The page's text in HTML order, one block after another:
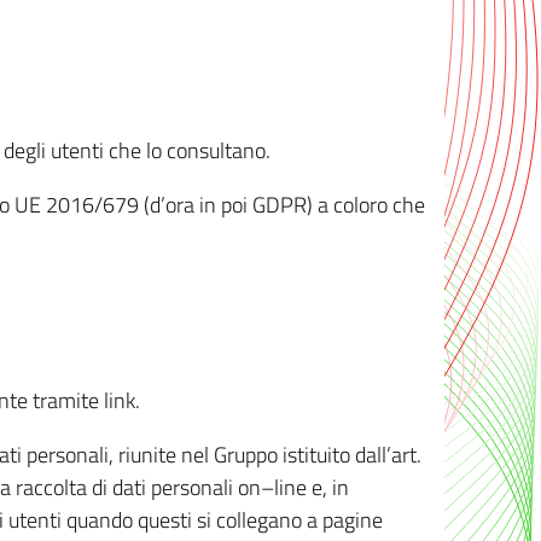
utenti che lo consultano.
2016/679 (d’ora in poi GDPR) a coloro che
tramite link.
personali, riunite nel Gruppo istituito dall’art.
di dati personali on–line e, in
quando questi si collegano a pagine